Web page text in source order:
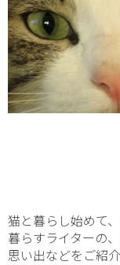
猫と暮らし始めて
暮らすライターの
思い出などをご紹